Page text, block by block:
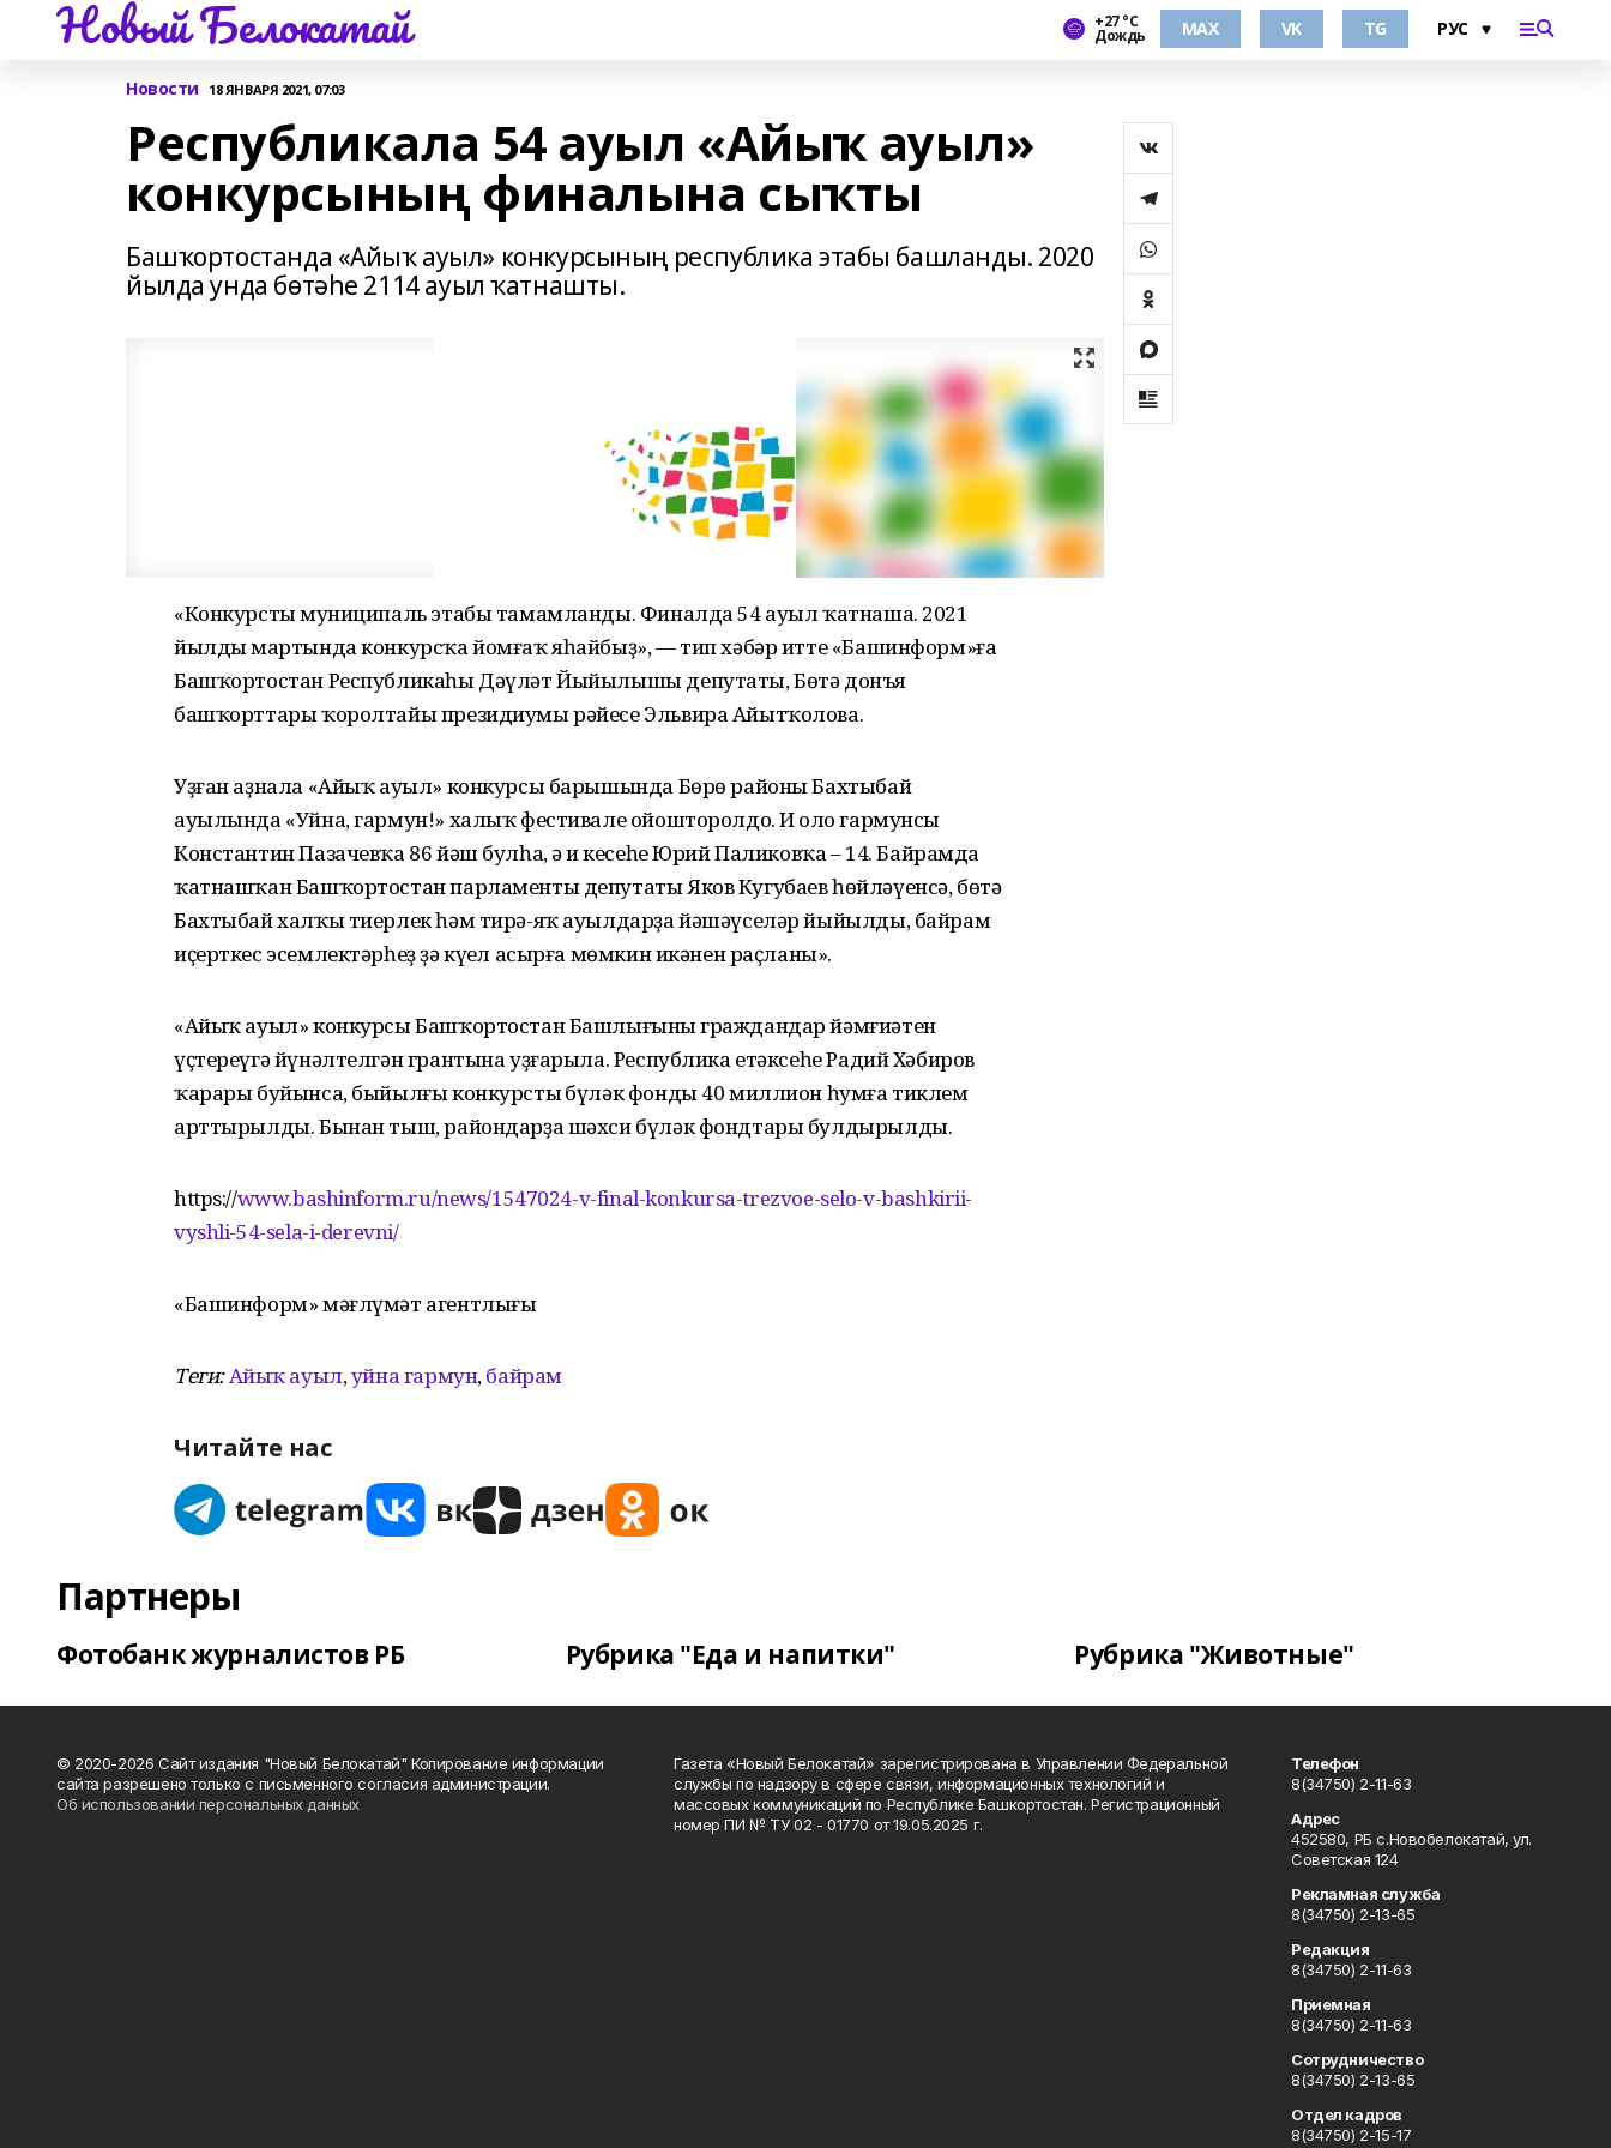
Новый Белокатай +27 °С
Дождь MAX VK TG
Новости 18 ЯНВАРЯ 2021, 07:03
Республикала 54 ауыл «Айыҡ ауыл»
конкурсының финалына сыҡты
Башҡортостанда «Айыҡ ауыл» конкурсының республика этабы башланды. 2020
йылда унда бөтәһе 2114 ауыл ҡатнашты.
«Конкурстың муниципаль этабы тамамланды. Финалда 54 ауыл ҡатнаша. 2021
йылдың мартында конкурсҡа йомғаҡ яһайбыҙ», — тип хәбәр итте «Башинформ»ға
Башҡортостан Республикаһы Дәүләт Йыйылышы депутаты, Бөтә донъя
башҡорттары ҡоролтайы президиумы рәйесе Эльвира Айытҡолова.
Уҙған аҙнала «Айыҡ ауыл» конкурсы барышында Бөрө районы Бахтыбай
ауылында «Уйна, гармун!» халыҡ фестивале ойошторолдо. Иң оло гармунсы
Константин Пазачевҡа 86 йәш булһа, ә иң кесеһе Юрий Паликовҡа – 14. Байрамда
ҡатнашҡан Башҡортостан парламенты депутаты Яков Кугубаев һөйләүенсә, бөтә
Бахтыбай халҡы тиерлек һәм тирә-яҡ ауылдарҙа йәшәүселәр йыйылды, байрам
иҫерткес эсемлектәрһеҙ ҙә күңел асырға мөмкин икәнен раҫланы».
«Айыҡ ауыл» конкурсы Башҡортостан Башлығының граждандар йәмғиәтен
үҫтереүгә йүнәлтелгән грантына уҙғарыла. Республика етәксеһе Радий Хәбиров
ҡарары буйынса, быйылғы конкурстың бүләк фонды 40 миллион һумға тиклем
арттырылды. Бынан тыш, райондарҙа шәхси бүләк фондтары булдырылды.
https://www.bashinform.ru/news/1547024-v-final-konkursa-trezvoe-selo-v-bashkirii-
vyshli-54-sela-i-derevni/
«Башинформ» мәғлүмәт агентлығы
Теги:Айыҡ ауыл,уйна гармун,байрам
Читайте нас
Партнеры
Фотобанк журналистов РБ Рубрика "Еда и напитки" Рубрика "Животные"
© 2020-2026 Сайт издания "Новый Белокатай" Копирование информации
сайта разрешено только с письменного согласия администрации.
Об использовании персональных данных
Газета «Новый Белокатай» зарегистрирована в Управлении Федеральной
службы по надзору в сфере связи, информационных технологий и
массовых коммуникаций по Республике Башкортостан. Регистрационный
номер ПИ № ТУ 02 - 01770 от 19.05.2025 г.
Телефон
8(34750) 2-11-63
Адрес
452580, РБ с.Новобелокатай, ул.
Советская 124
Рекламная служба
8(34750) 2-13-65
Редакция
8(34750) 2-11-63
Приемная
8(34750) 2-11-63
Сотрудничество
8(34750) 2-13-65
Отдел кадров
8(34750) 2-15-17